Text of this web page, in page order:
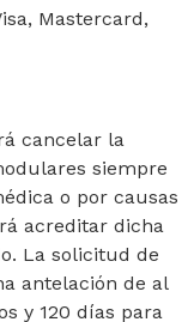
Mastercard,
cancelar la
siempre
o por causas
acreditar dicha
La solicitud de
antelación de al
y 120 días para